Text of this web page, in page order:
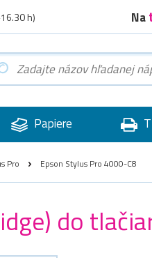
h) Na
Papiere
Pro Epson Stylus Pro 4000-C8
do